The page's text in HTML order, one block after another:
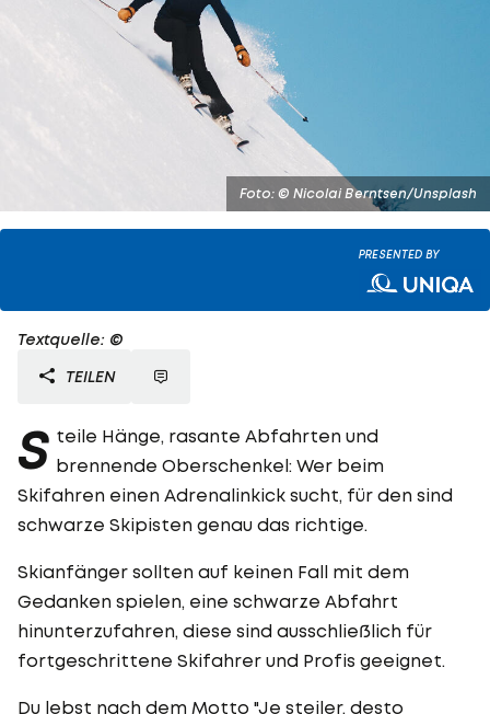
Foto: © Nicolai Berntsen/Unsplash
PRESENTED BY
Textquelle: ©
TEILEN
S teile Hänge, rasante Abfahrten und
brennende Oberschenkel: Wer beim
Skifahren einen Adrenalinkick sucht, für den sind
schwarze Skipisten genau das richtige.
Skianfänger sollten auf keinen Fall mit dem
Gedanken spielen, eine schwarze Abfahrt
hinunterzufahren, diese sind ausschließlich für
fortgeschrittene Skifahrer und Profis geeignet.
Du lebst nach dem Motto "Je steiler, desto